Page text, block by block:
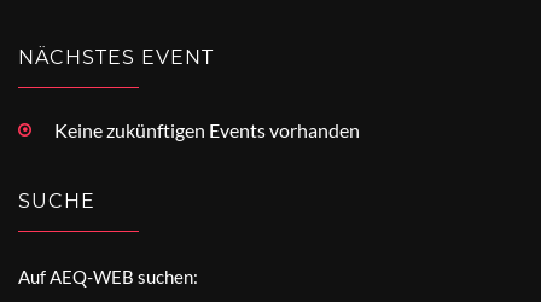
NÄCHSTES EVENT
Keine zukünftigen Events vorhanden
SUCHE
Auf AEQ-WEB suchen: